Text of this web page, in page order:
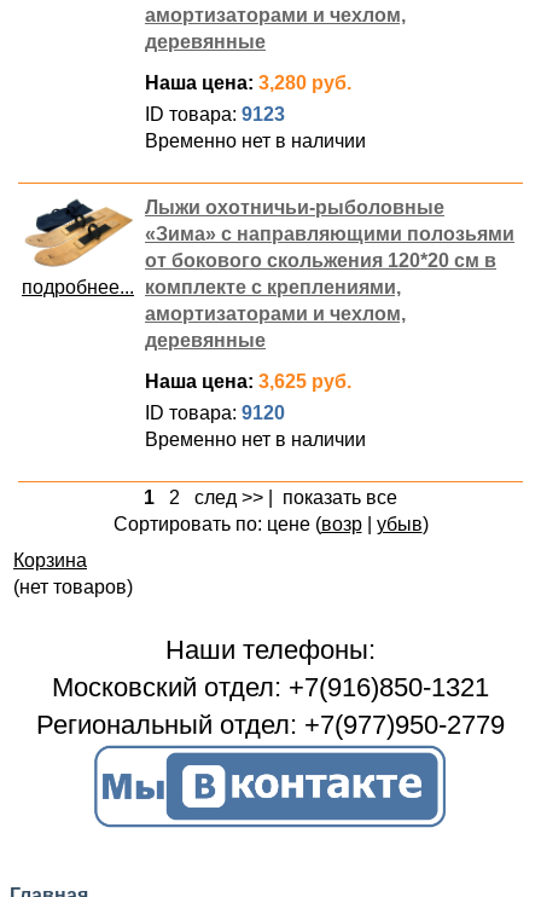
амортизаторами и чехлом,
деревянные
Наша цена: 3,280 руб.
ID товара: 9123
Временно нет в наличии
подробнее...
Лыжи охотничьи-рыболовные
«Зима» с направляющими полозьями
от бокового скольжения 120*20 см в
комплекте с креплениями,
амортизаторами и чехлом,
деревянные
Наша цена: 3,625 руб.
ID товара: 9120
Временно нет в наличии
1 2 след >>
показать все
Сортировать по: цене (возр| убыв)
Корзина
(нет товаров)
Наши телефоны:
Московский отдел: +7(916)850-1321
Региональный отдел: +7(977)950-2779